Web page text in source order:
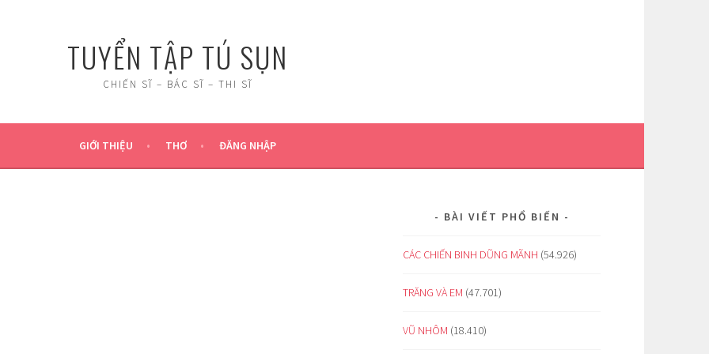
TUYỂN TẬP TÚ SỤN
CHIẾN SĨ – BÁC SĨ – THI SĨ
GIỚI THIỆU THƠ ĐĂNG NHẬP
BÀI VIẾT PHỔ BIẾN
CÁC CHIẾN BINH DŨNG MÃNH (54.926)
TRĂNG VÀ EM (47.701)
VŨ NHÔM (18.410)